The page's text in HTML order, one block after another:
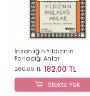
İnsanlığın Yıldızının
Parladığı Anlar
260,00 TL 182,00 TL
Stokta Yok